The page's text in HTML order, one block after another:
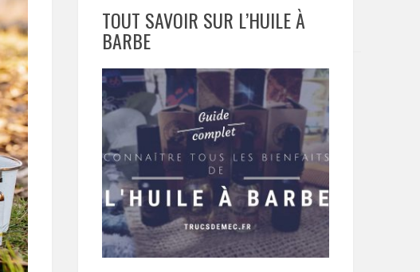
TOUT SAVOIR SUR L’HUILE À
BARBE